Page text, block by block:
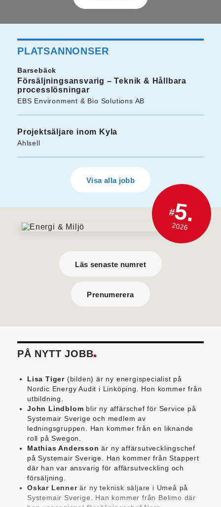
PLATSANNONSER
Barsebäck
Försäljningsansvarig – Teknik & Hållbara
processlösningar
EBS Environment & Bio Solutions AB
Projektsäljare inom Kyla
Ahlsell
Visa alla jobb
#5.
2026
Läs senaste numret
Prenumerera
PÅ NYTT JOBB
Lisa Tiger (bilden) är ny energispecialist på
Nordic Energy Audit i Linköping. Hon kommer från
utbildning.
John Lindblom blir ny affärschef för Service på
Systemair Sverige och medlem av
ledningsgruppen. Han kommer från en liknande
roll på Swegon.
Mathias Andersson är ny affärsutvecklingschef
på Systemair Sverige. Han kommer från Stappert
där han var ansvarig för affärsutveckling och
försäljning.
Oskar Lennerär ny teknisk säljare i Umeå på
Systemair Sverige. Han kommer från Belimo där